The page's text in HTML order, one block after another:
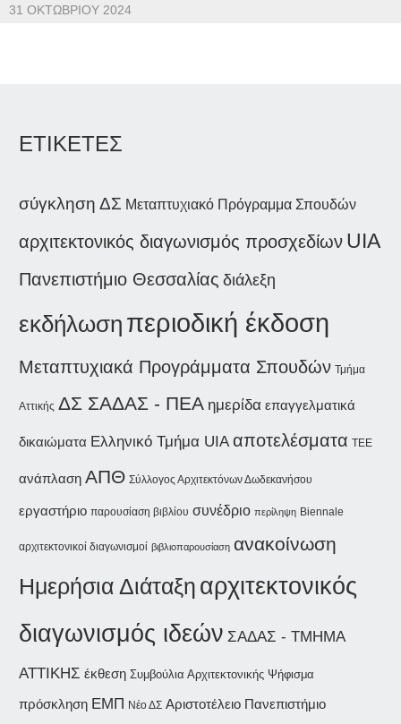
31 ΟΚΤΩΒΡΊΟΥ 2024
ΕΤΙΚΕΤΕΣ
σύγκληση ΔΣ Μεταπτυχιακό Πρόγραμμα Σπουδών
αρχιτεκτονικός διαγωνισμός προσχεδίων UIA
Πανεπιστήμιο Θεσσαλίας διάλεξη
εκδήλωση περιοδική έκδοση
Μεταπτυχιακά Προγράμματα Σπουδών Τμήμα
Αττικής ΔΣ ΣΑΔΑΣ - ΠΕΑ ημερίδα επαγγελματικά
δικαιώματα Ελληνικό Τμήμα UIA αποτελέσματα ΤΕΕ
ανάπλαση ΑΠΘ Σύλλογος Αρχιτεκτόνων Δωδεκανήσου
εργαστήριο παρουσίαση βιβλίου συνέδριο περίληψη Biennale
αρχιτεκτονικοί διαγωνισμοί βιβλιοπαρουσίαση ανακοίνωση
Ημερήσια Διάταξη αρχιτεκτονικός
διαγωνισμός ιδεών ΣΑΔΑΣ - ΤΜΗΜΑ
ΑΤΤΙΚΗΣ έκθεση Συμβούλια Αρχιτεκτονικής Ψήφισμα
πρόσκληση ΕΜΠ Νέο ΔΣ Αριστοτέλειο Πανεπιστήμιο